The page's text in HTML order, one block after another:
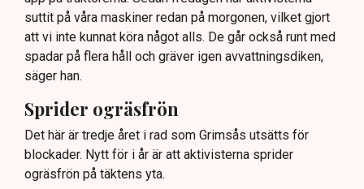
suttit på våra maskiner redan på morgonen, vilket gjort
att vi inte kunnat köra något alls. De går också runt med
spadar på flera håll och gräver igen avvattningsdiken,
säger han.
Sprider ogräsfrön
Det här är tredje året i rad som Grimsås utsätts för
blockader. Nytt för i år är att aktivisterna sprider
ogräsfrön på täktens yta.